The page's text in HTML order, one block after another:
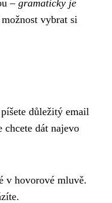
– gramaticky je
vybrat si
důležitý email
dát najevo
v hovorové mluvě.